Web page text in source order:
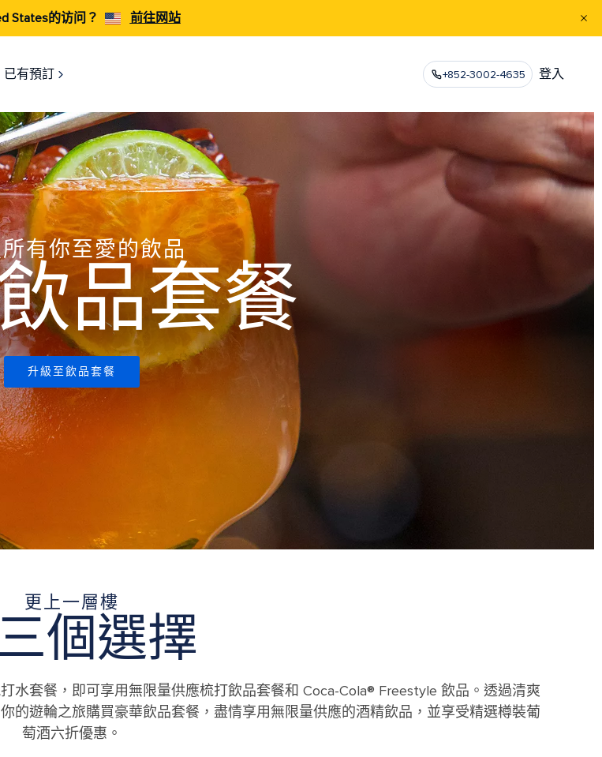
States的访问？ 前往网站
已有預訂 +852-3002-4635 登入
有你至愛的飲品
品套餐
升級至飲品套餐
更上一層樓
個選擇
水套餐，即可享用無限量供應梳打飲品套餐和 Coca-Cola® Freestyle 飲品。透過清爽
的遊輪之旅購買豪華飲品套餐，盡情享用無限量供應的酒精飲品，並享受精選樽裝葡
萄酒六折優惠。